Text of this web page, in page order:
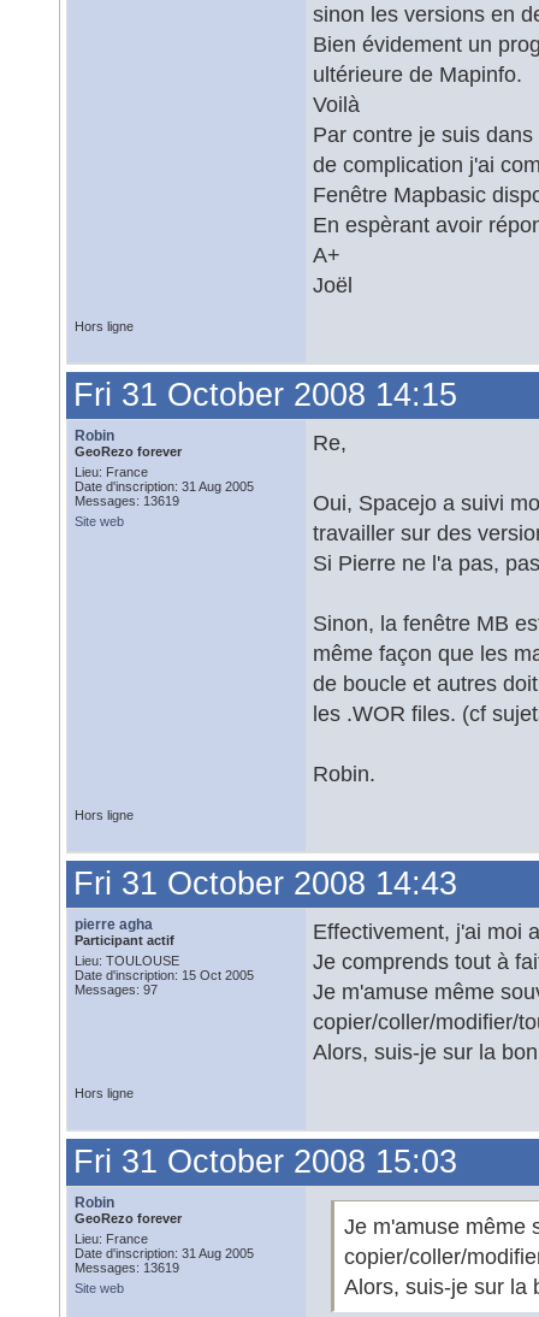
sinon les versions en
Bien évidement un
ultérieure de Mapinfo.
Voilà
Par contre je suis
de complication j'ai
Fenêtre Mapbasic
En espèrant avoir
A+
Joël
Hors ligne
Fri 31 October 2008 14:15
Robin
GeoRezo forever
Lieu: France
Date d'inscription: 31 Aug 2005
Messages: 13619
Site web
Re,
Oui, Spacejo a suivi
travailler sur des
Si Pierre ne l'a pas,
Sinon, la fenêtre MB
même façon que les
de boucle et autres
les .WOR files. (cf
Robin.
Hors ligne
Fri 31 October 2008 14:43
pierre agha
Participant actif
Lieu: TOULOUSE
Date d'inscription: 15 Oct 2005
Messages: 97
Effectivement, j'ai moi
Je comprends tout à
Je m'amuse même
copier/coller/modifier/
Alors, suis-je sur la
Hors ligne
Fri 31 October 2008 15:03
Robin
GeoRezo forever
Lieu: France
Date d'inscription: 31 Aug 2005
Messages: 13619
Site web
Je m'amuse même
copier/coller/
Alors, suis-je sur la